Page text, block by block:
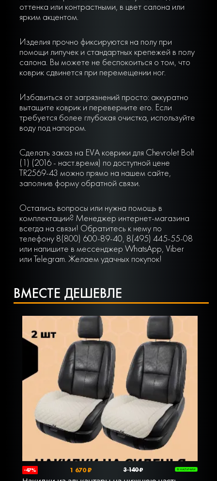
оттенка или контрастными, в цвет салона или
ярким акцентом.
Изделия прочно фиксируются на полу при
помощи липучек и стандартных крепежей в полу
салона. Вы можете не беспокоиться о том, что
коврик сдвинется при перемещении ног.
Избавиться от загрязнений просто: аккуратно
вытащите коврик и переверните его. Если
требуется более глубокая очистка, используйте
воду под напором.
Сделать заказ на EVA коврики для Chevrolet Bolt
(1) (2016 - наст.время) по доступной цене
TR2569-43 можно прямо на нашем сайте,
заполнив форму обратной связи.
Остались вопросы или нужна помощь в
комплектации? Менеджер интернет-магазина
всегда на связи! Обратитесь к нему по
телефону 8(800) 600-89-40, 8(495) 445-55-08
или напишите в мессенджер WhatsApp, Viber
или Telegram. Желаем удачных покупок!
ВМЕСТЕ ДЕШЕВЛЕ
-47% 1 670 ₽ 3 140 ₽ В НАЛИЧИИ